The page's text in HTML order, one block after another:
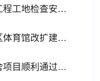
校领导到在建工程工地检查安全工作
天赐庄校区东区体育馆改扩建项目可行性研究报告专家论证会召开
天赐庄学生宿舍项目顺利通过主体验收